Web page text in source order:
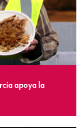
apoya la